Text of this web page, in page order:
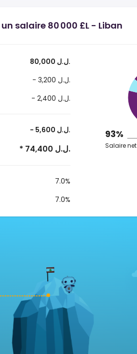
salaire 80 000 £L - Liban
80,000 ل.ل.‎
- 3,200 ل.ل.‎
- 2,400 ل.ل.‎
- 5,600 ل.ل.‎
* 74,400 ل.ل.‎
7.0%
7.0%
93%
Salaire net